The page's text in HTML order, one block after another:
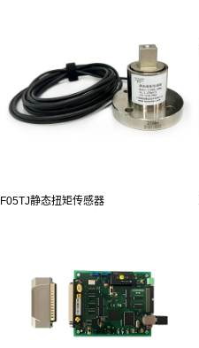
F05TJ静态扭矩传感器